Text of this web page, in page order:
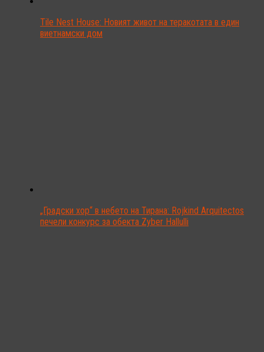
Tile Nest House: Новият живот на теракотата в един
виетнамски дом
„Градски хор“ в небето на Тирана: Rojkind Arquitectos
печели конкурс за обекта Zyber Hallulli